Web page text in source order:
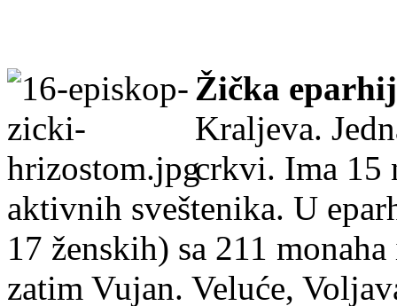
Žička
Kraljeva.
crkvi. Ima 15
aktivnih sveštenika. U
17 ženskih) sa 211
zatim Vujan. Veluće,